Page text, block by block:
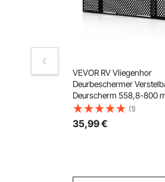
VEVOR RV Vliegenhor
Deurbeschermer
Deurscherm 558,8-800
Versterkte en Ademende
Honingraat Gaten, Camper
Instapbescherming van
(1)
35,99€